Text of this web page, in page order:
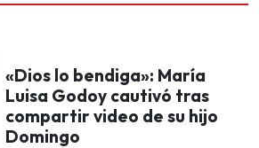
«Dios lo bendiga»: María
Luisa Godoy cautivó tras
compartir video de su hijo
Domingo